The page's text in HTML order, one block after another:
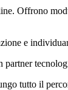
Offrono
e
tutto il